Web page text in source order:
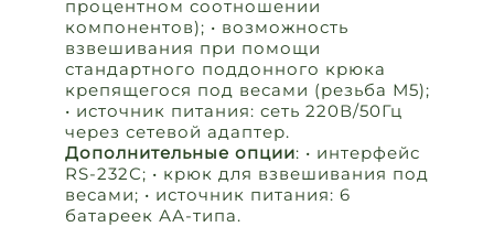
процентном соотношении
компонентов); • возможность
взвешивания при помощи
стандартного поддонного крюка
крепящегося под весами (резьба М5);
• источник питания: сеть 220В/50Гц
через сетевой адаптер.
Дополнительные опции: • интерфейс
RS-232С; • крюк для взвешивания под
весами; • источник питания: 6
батареек АА-типа.